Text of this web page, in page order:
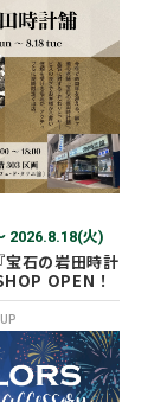
2026.8.18(火)
石の岩田時計
OPEN！